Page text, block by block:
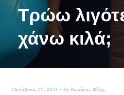
Τρώω
χάνω κιλά;
Οκτώβριος 25, 2021 By Διονύσης Φέξης